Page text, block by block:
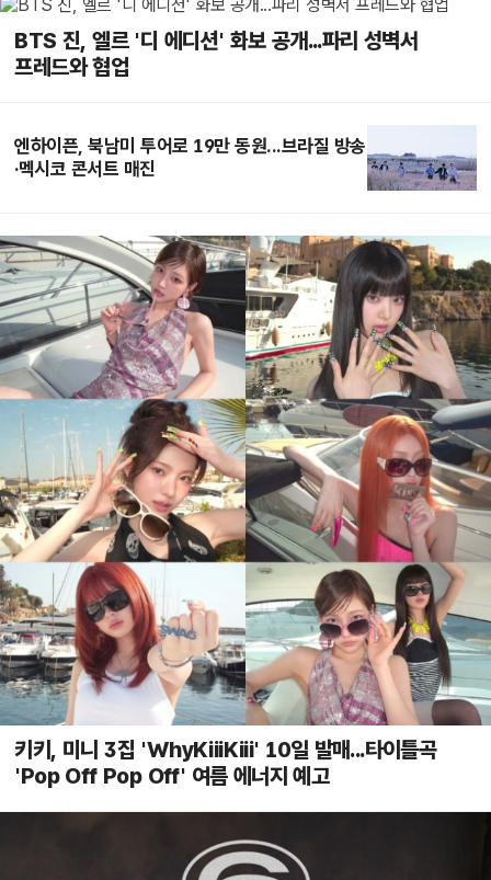
BTS 진, 엘르 '디 에디션' 화보 공개...파리 성벽서
프레드와 협업
엔하이픈, 북남미 투어로 19만 동원...브라질 방송
·멕시코 콘서트 매진
키키, 미니 3집 'WhyKiiiKiii' 10일 발매...타이틀곡
'Pop Off Pop Off' 여름 에너지 예고